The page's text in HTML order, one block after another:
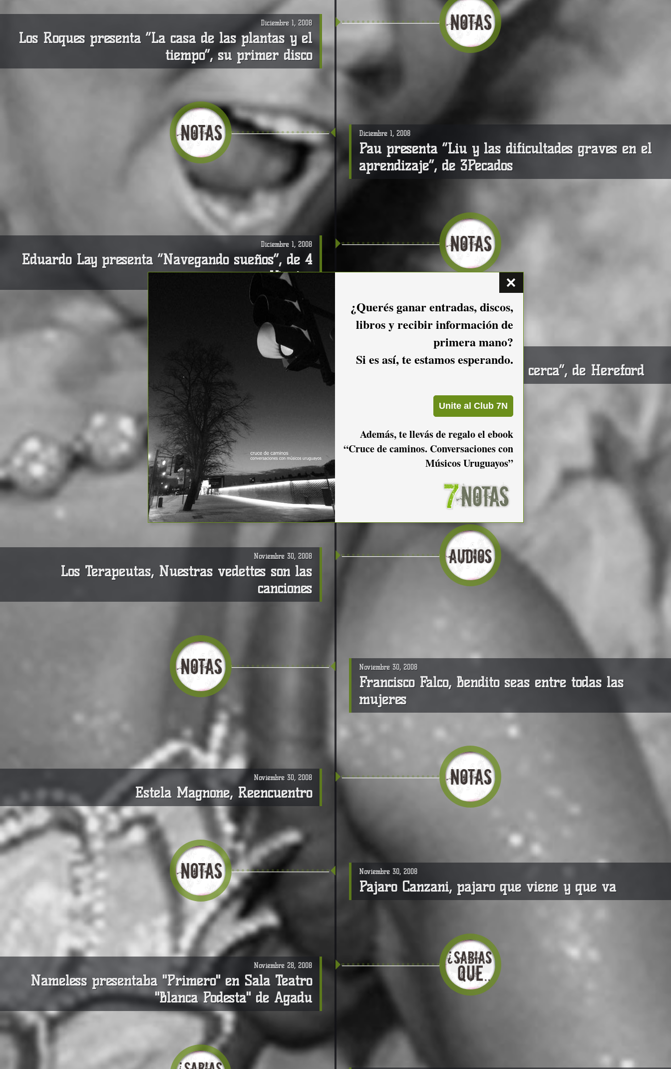
Diciembre 1, 2008
Los Roques presenta “La casa de las plantas y el
tiempo”, su primer disco
Diciembre 1, 2008
Pau presenta “Liu y las dificultades graves en el
aprendizaje”, de 3Pecados
Diciembre 1, 2008
Eduardo Lay presenta “Navegando sueños”, de 4
Vientos
Diciembre 1, 2008
Rodrigo Trobo presenta “De cerca”, de Hereford
NOVIEMBRE
Noviembre 30, 2008
Los Terapeutas, Nuestras vedettes son las
canciones
Noviembre 30, 2008
Francisco Falco, Bendito seas entre todas las
mujeres
Noviembre 30, 2008
Estela Magnone, Reencuentro
Noviembre 30, 2008
Pájaro Canzani, pájaro que viene y que va
Noviembre 28, 2008
Nameless presentaba "Primero" en Sala Teatro
"Blanca Podestá" de Agadu
¿Querés ganar entradas, discos,
libros y recibir información de
primera mano?
Si es así, te estamos esperando.
Además, te llevás de regalo el ebook
“Cruce de caminos. Conversaciones con
Músicos Uruguayos”